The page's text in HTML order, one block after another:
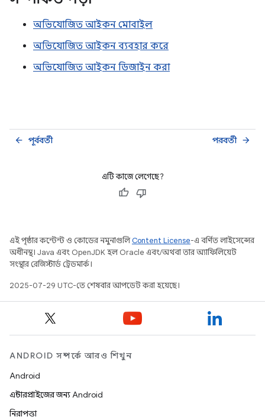
অভিযোজিত আইকন মোবাইল
অভিযোজিত আইকন ব্যবহার করে
অভিযোজিত আইকন ডিজাইন করা
পূর্ববর্তী
arrow_back পরবর্তী arrow_forward
এটি কাজে লেগেছে?
এই পৃষ্ঠার কন্টেন্ট ও কোডের নমুনাগুলিContent License-এ বর্ণিত লাইসেন্সের
অধীনস্থ। Java এবং OpenJDK হল Oracle এবং/অথবা তার অ্যাফিলিয়েট
সংস্থার রেজিস্টার্ড ট্রেডমার্ক।
2025-07-29 UTC-তে শেষবার আপডেট করা হয়েছে।
ANDROID সম্পর্কে আরও শিখুন
Android
এন্টারপ্রাইজের জন্য Android
নিরাপত্তা